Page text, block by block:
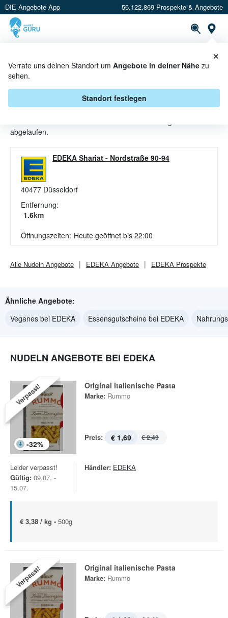
DIE Angebote App 56.122.869 Prospekte & Angebote
Verrate uns deinen Standort um Angebote in deiner Nähe zu
sehen.
Standort festlegen
×
NUDELN ANGEBOTE & AKTIONEN
abgelaufen.
EDEKA Shariat - Nordstraße 90-94
40477 Düsseldorf
Entfernung:
1.6km
Öffnungszeiten: Heute geöffnet bis 22:00
Alle Nudeln Angebote EDEKA Angebote EDEKA Prospekte
Ähnliche Angebote:
Veganes bei EDEKA
Essensgutscheine bei EDEKA
NUDELN ANGEBOTE BEI EDEKA
Verpasst!
-32%
Original italienische Pasta
Marke: Rummo
Preis: € 1,69 € 2,49
Leider verpasst!
Gültig: 09.07. -
15.07.
Händler: EDEKA
€ 3,38 / kg - 500g
Verpasst! Original italienische Pasta
Marke: Rummo